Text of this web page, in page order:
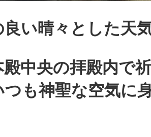
い晴々とした天
中央の拝殿内で
つも神聖な空気に